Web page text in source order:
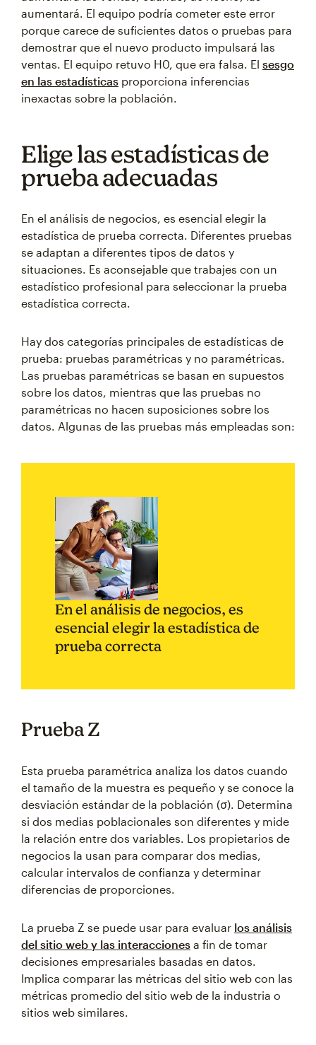
aumentará. El equipo podría cometer este error
porque carece de suficientes datos o pruebas para
demostrar que el nuevo producto impulsará las
ventas. El equipo retuvo H0, que era falsa. El sesgo
en las estadísticas proporciona inferencias
inexactas sobre la población.
Elige las estadísticas de
prueba adecuadas
En el análisis de negocios, es esencial elegir la
estadística de prueba correcta. Diferentes pruebas
se adaptan a diferentes tipos de datos y
situaciones. Es aconsejable que trabajes con un
estadístico profesional para seleccionar la prueba
estadística correcta.
Hay dos categorías principales de estadísticas de
prueba: pruebas paramétricas y no paramétricas.
Las pruebas paramétricas se basan en supuestos
sobre los datos, mientras que las pruebas no
paramétricas no hacen suposiciones sobre los
datos. Algunas de las pruebas más empleadas son:
En el análisis de negocios, es
esencial elegir la estadística de
prueba correcta
Prueba Z
Esta prueba paramétrica analiza los datos cuando
el tamaño de la muestra es pequeño y se conoce la
desviación estándar de la población (σ). Determina
si dos medias poblacionales son diferentes y mide
la relación entre dos variables. Los propietarios de
negocios la usan para comparar dos medias,
calcular intervalos de confianza y determinar
diferencias de proporciones.
La prueba Z se puede usar para evaluar los análisis
del sitio web y las interacciones a fin de tomar
decisiones empresariales basadas en datos.
Implica comparar las métricas del sitio web con las
métricas promedio del sitio web de la industria o
sitios web similares.